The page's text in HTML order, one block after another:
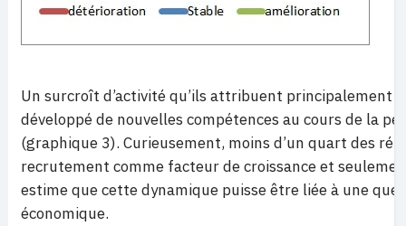
Un surcroît d’activité qu’ils attribuent principalement
développé de nouvelles compétences au cours de la
(graphique 3). Curieusement, moins d’un quart des
recrutement comme facteur de croissance et
estime que cette dynamique puisse être liée à une
économique.